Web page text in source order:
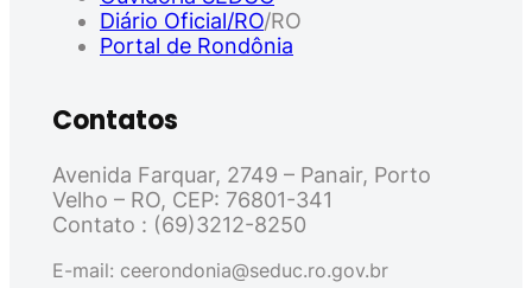
Diário Oficial/RO/RO
Portal de Rondônia
Contatos
Avenida Farquar, 2749 – Panair, Porto
Velho – RO, CEP: 76801-341
Contato : (69)3212-8250
E-mail: ceerondonia@seduc.ro.gov.br